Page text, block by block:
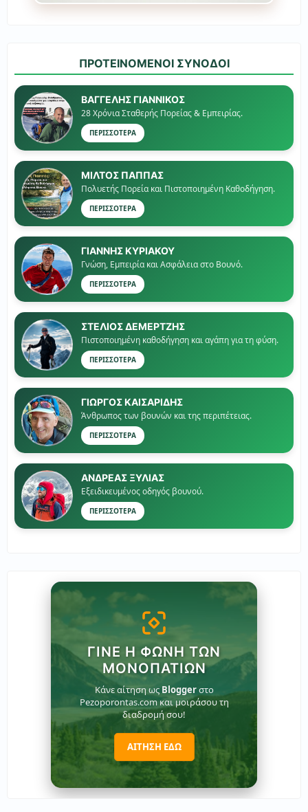
ΠΡΟΤΕΙΝΟΜΕΝΟΙ ΣΥΝΟΔΟΙ
ΒΑΓΓΕΛΗΣ ΓΙΑΝΝΙΚΟΣ
28 Χρόνια Σταθερής Πορείας & Εμπειρίας.
ΠΕΡΙΣΣΟΤΕΡΑ
ΜΙΛΤΟΣ ΠΑΠΠΑΣ
Πολυετής Πορεία και Πιστοποιημένη Καθοδήγηση.
ΠΕΡΙΣΣΟΤΕΡΑ
ΓΙΑΝΝΗΣ ΚΥΡΙΑΚΟΥ
Γνώση, Εμπειρία και Ασφάλεια στο Βουνό.
ΠΕΡΙΣΣΟΤΕΡΑ
ΣΤΕΛΙΟΣ ΔΕΜΕΡΤΖΗΣ
Πιστοποιημένη καθοδήγηση και αγάπη για τη φύση.
ΠΕΡΙΣΣΟΤΕΡΑ
ΓΙΏΡΓΟΣ ΚΑΙΣΑΡΙΔΗΣ
Άνθρωπος των βουνών και της περιπέτειας.
ΠΕΡΙΣΣΟΤΕΡΑ
ΑΝΔΡΕΑΣ ΞΥΛΙΑΣ
Εξειδικευμένος οδηγός βουνού.
ΠΕΡΙΣΣΟΤΕΡΑ
ΓΊΝΕ Η ΦΩΝΉ ΤΩΝ
ΜΟΝΟΠΑΤΙΏΝ
Κάνε αίτηση ως Bloggerστο
Pezoporontas.com και μοιράσου τη
διαδρομή σου!
ΑΙΤΗΣΗ ΕΔΩ